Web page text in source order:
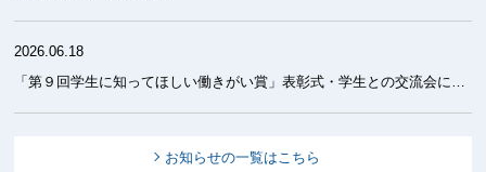
2026.06.18
お知らせの一覧はこちら